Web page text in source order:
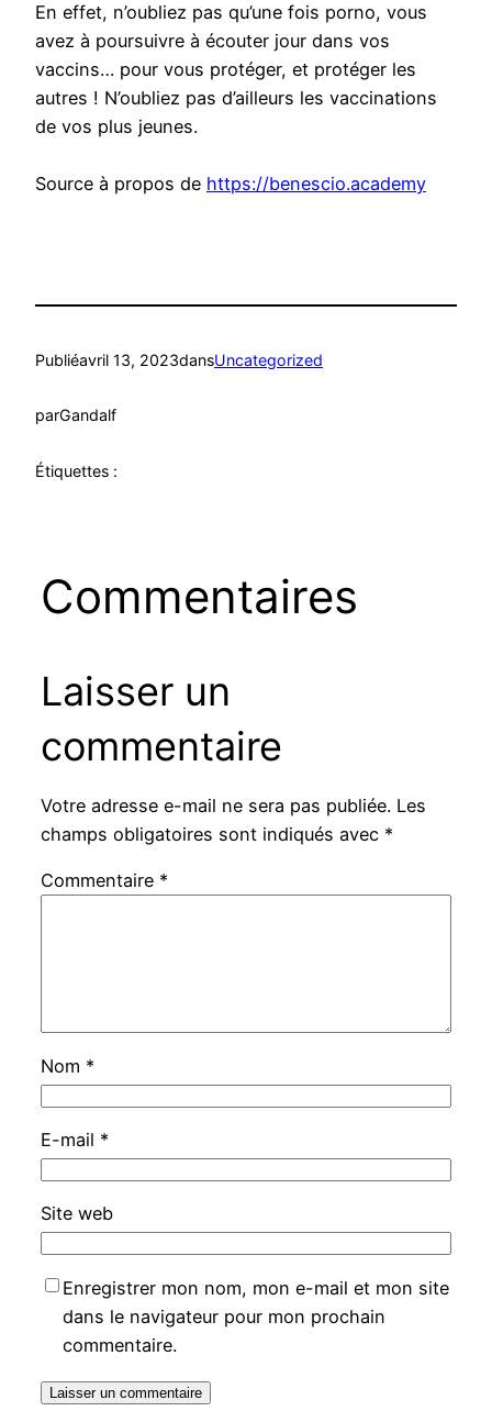
En effet, n’oubliez pas qu’une fois porno, vous
avez à poursuivre à écouter jour dans vos
vaccins… pour vous protéger, et protéger les
autres ! N’oubliez pas d’ailleurs les vaccinations
de vos plus jeunes.
Source à propos de https://benescio.academy
Publiéavril 13, 2023dansUncategorized
parGandalf
Étiquettes :
Commentaires
Laisser un
commentaire
Votre adresse e-mail ne sera pas publiée. Les
champs obligatoires sont indiqués avec *
Commentaire *
Nom *
E-mail *
Site web
Enregistrer mon nom, mon e-mail et mon site
dans le navigateur pour mon prochain
commentaire.